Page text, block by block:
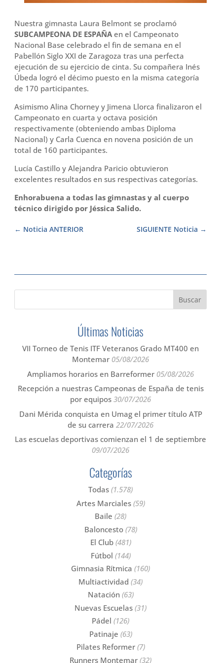
Nuestra gimnasta Laura Belmont se proclamó
SUBCAMPEONA DE ESPAÑAen el Campeonato
Nacional Base celebrado el fin de semana en el
Pabellón Siglo XXI de Zaragoza tras una perfecta
ejecución de su ejercicio de cinta. Su compañera Inés
Úbeda logró el décimo puesto en la misma categoría
de 170 participantes.
Asimismo Alina Chorney y Jimena Llorca finalizaron el
Campeonato en cuarta y octava posición
respectivamente (obteniendo ambas Diploma
Nacional) y Carla Cuenca en novena posición de un
total de 160 participantes.
Lucía Castillo y Alejandra Paricio obtuvieron
excelentes resultados en sus respectivas categorías.
Enhorabuena a todas las gimnastas y al cuerpo
técnico dirigido por Jéssica Salido.
SIGUIENTE Noticia
Noticia ANTERIOR
Últimas Noticias
VII Torneo de Tenis ITF Veteranos Grado MT400 en
Montemar 05/08/2026
Ampliamos horarios en Barreformer 05/08/2026
Recepción a nuestras Campeonas de España de tenis
por equipos 30/07/2026
Dani Mérida conquista en Umag el primer título ATP
de su carrera 22/07/2026
Las escuelas deportivas comienzan el 1 de septiembre
09/07/2026
Categorías
Todas (1.578)
Artes Marciales(59)
Baile (28)
Baloncesto(78)
El Club(481)
Fútbol (144)
Gimnasia Rítmica (160)
Multiactividad (34)
Natación(63)
Nuevas Escuelas (31)
Pádel (126)
Patinaje (63)
Pilates Reformer(7)
Runners Montemar (32)